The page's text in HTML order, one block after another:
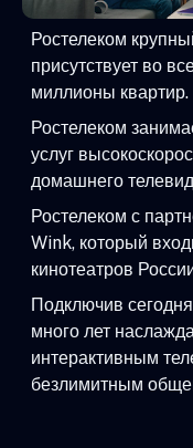
Ростелеком
присутствует во
миллионы квартир.
Ростелеком
услуг
домашнего
Ростелеком с
Wink, который
кинотеатров
Подключив
много лет
интерактивным
безлимитным